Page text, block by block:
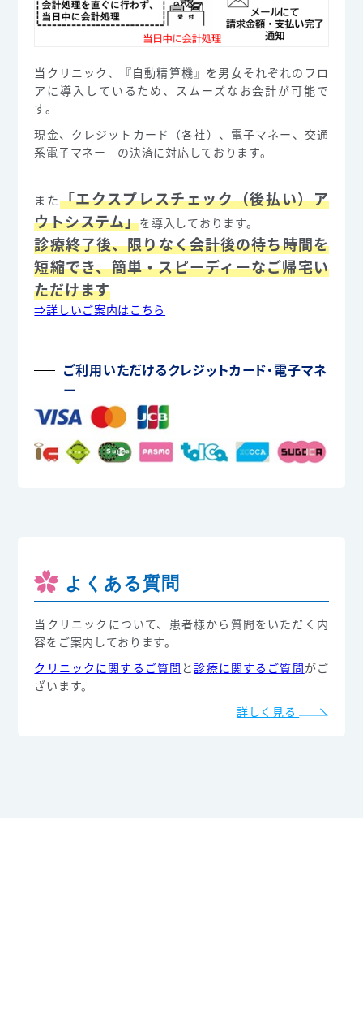
当クリニック、『自動精算機』を男女それぞれのフロ
アに導入しているため、スムーズなお会計が可能で
す。
現金、クレジットカード（各社）、電子マネー、交通
系電子マネー の決済に対応しております。
また「エクスプレスチェック（後払い）ア
ウトシステム」を導入しております。
診療終了後、限りなく会計後の待ち時間を
短縮でき、簡単・スピーディーなご帰宅い
ただけます
⇒詳しいご案内はこちら
ご利用いただけるクレジットカード・電子マネ
ー
よくある質問
当クリニックについて、患者様から質問をいただく内
容をご案内しております。
クリニックに関するご質問 と診療に関するご質問がご
ざいます。
詳しく見る